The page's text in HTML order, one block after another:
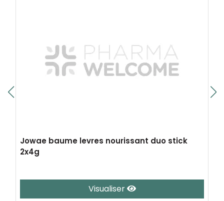
Jowae baume levres nourissant duo stick
2x4g
Visualiser